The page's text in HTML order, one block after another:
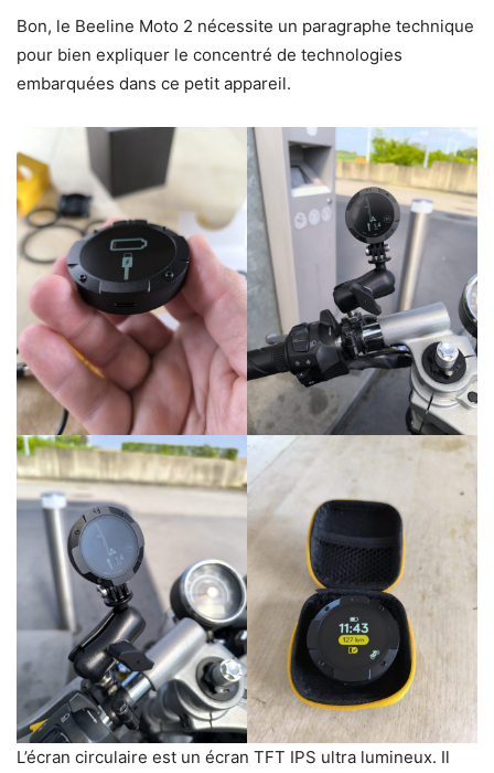
Bon, le Beeline Moto 2 nécessite un paragraphe technique
pour bien expliquer le concentré de technologies
embarquées dans ce petit appareil.
L’écran circulaire est un écran TFT IPS ultra lumineux. Il